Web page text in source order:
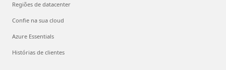
Regiões de datacenter
Confie na sua cloud
Azure Essentials
Histórias de clientes